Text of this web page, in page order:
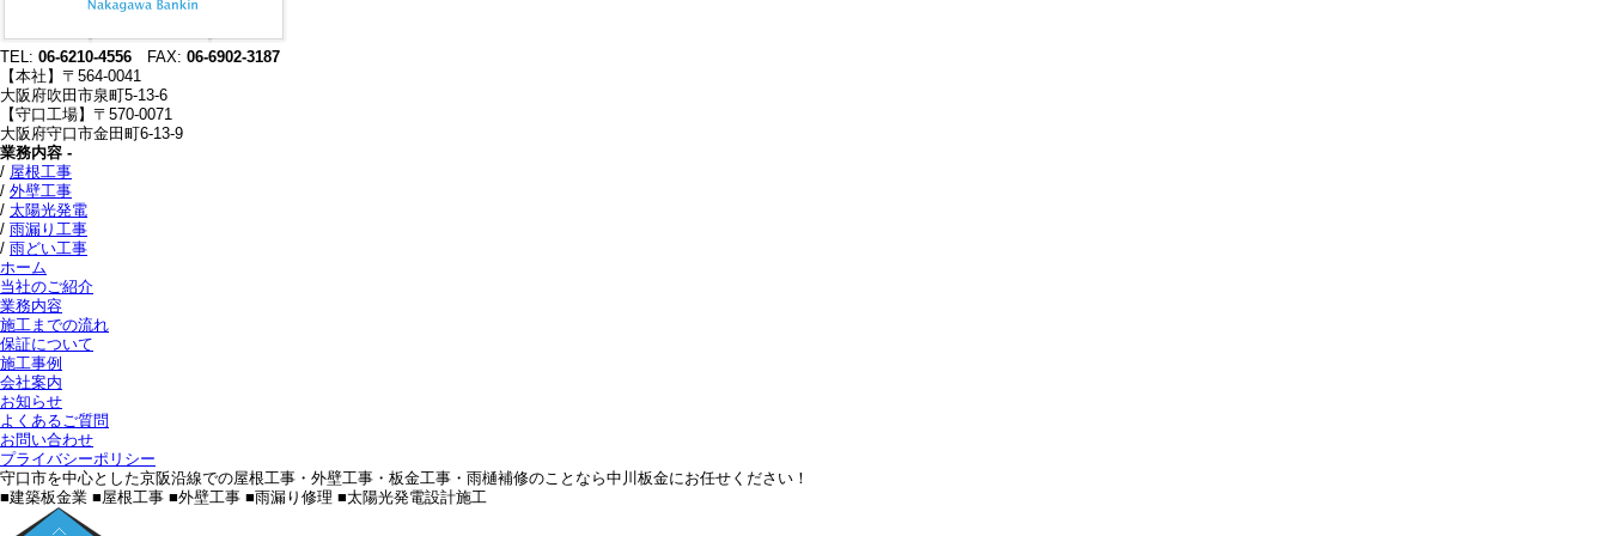
TEL: 06-6210-4556 FAX: 06-6902-3187
【本社】〒564-0041
大阪府吹田市泉町5-13-6
【守口工場】〒570-0071
大阪府守口市金田町6-13-9
業務内容 -
/ 屋根工事
/ 外壁工事
/ 太陽光発電
/ 雨漏り工事
/ 雨どい工事
ホーム
当社のご紹介
業務内容
施工までの流れ
保証について
施工事例
会社案内
お知らせ
よくあるご質問
お問い合わせ
プライバシーポリシー
守口市を中心とした京阪沿線での屋根工事・外壁工事・板金工事・雨樋補修のことなら中川板金にお任せください！
■建築板金業 ■屋根工事 ■外壁工事 ■雨漏り修理 ■太陽光発電設計施工